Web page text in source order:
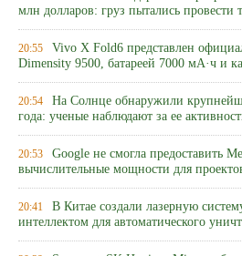
млн долларов: груз пытались провести
20:55 Vivo X Fold6 представлен
Dimensity 9500, батареей 7000 мА·ч и
20:54 На Солнце обнаружили
года: ученые наблюдают за ее
20:53 Google не смогла предоставить
вычислительные мощности для
20:41 В Китае создали лазерную
интеллектом для автоматического